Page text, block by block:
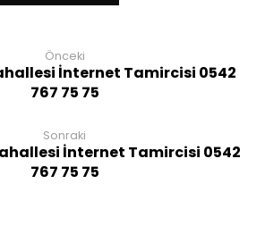
Önceki
İnternet Tamircisi 0542
767 75 75
Sonraki
İnternet Tamircisi 0542
767 75 75